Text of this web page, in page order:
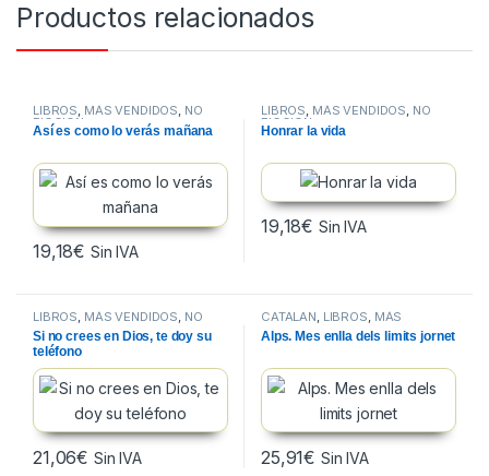
Productos relacionados
LIBROS, MÁS VENDIDOS, NO
FICCION
Así es como lo verás mañana
19,18€ Sin IVA
LIBROS, MÁS VENDIDOS, NO
FICCION
Honrar la vida
19,18€ Sin IVA
LIBROS MÁS VENDIDOS NO
FICCION
Si no crees en Dios, te doy su
teléfono
21,06€ Sin IVA
CATALAN LIBROS MÁS
VENDIDOS
Alps. Mes enlla dels limits jornet
25,91€ Sin IVA